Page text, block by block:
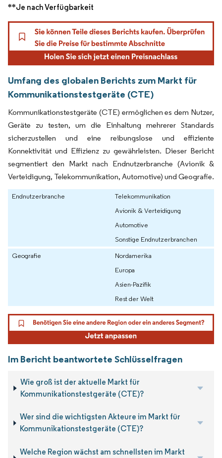
**Je nach Verfügbarkeit
Umfang des globalen Berichts zum Markt für
Kommunikationstestgeräte (CTE)
Kommunikationstestgeräte (CTE) ermöglichen es dem Nutzer,
Geräte zu testen, um die Einhaltung mehrerer Standards
sicherzustellen und eine reibungslose und effiziente
Konnektivität und Effizienz zu gewährleisten. Dieser Bericht
segmentiert den Markt nach Endnutzerbranche (Avionik &
Verteidigung, Telekommunikation, Automotive) und Geografie.
Endnutzerbranche
Telekommunikation
Avionik & Verteidigung
Automotive
Sonstige Endnutzerbranchen
Geografie
Nordamerika
Europa
Asien-Pazifik
Rest der Welt
Im Bericht beantwortete Schlüsselfragen
Wie groß ist der aktuelle Markt für
Kommunikationstestgeräte (CTE)?
Wer sind die wichtigsten Akteure im Markt für
Kommunikationstestgeräte (CTE)?
Welche Region wächst am schnellsten im Markt